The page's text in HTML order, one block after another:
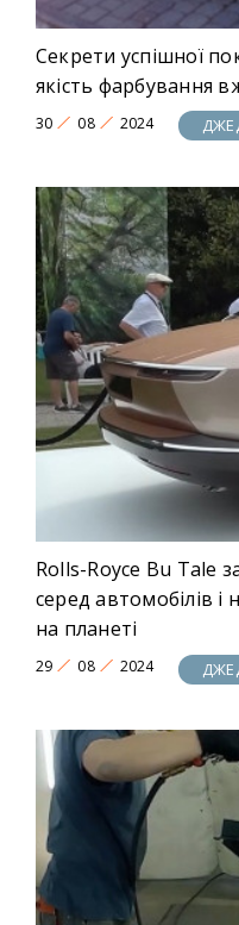
Секрети успішної
якість фарбування
30 08 2024
Rolls-Royce Bu Tale
серед автомобілів
на планеті
29 08 2024